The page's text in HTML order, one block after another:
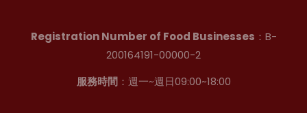
Registration Number of Food Businesses ：B-
200164191-00000-2
服務時間：週一~週日09:00~18:00